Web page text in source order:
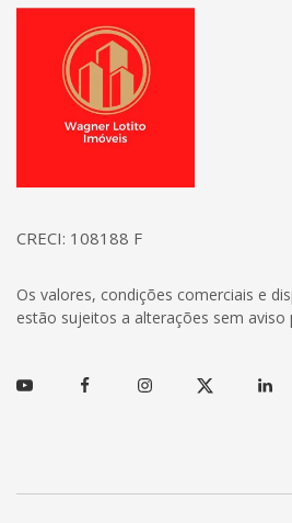
Página inicial
CRECI: 108188 F
Os valores, condições comerciais e
estão sujeitos a alterações sem aviso
Youtube FacebookInstagramTwitter